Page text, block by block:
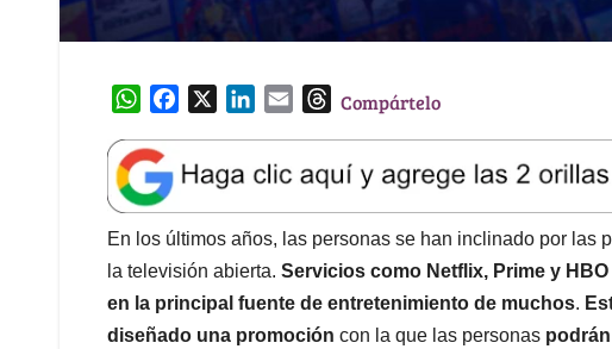
W
a
t
s
A
p
p
e
b
o
o
k
k
e
d
I
n
l
T
e
a
d
s
Compártelo
En los últimos años, las personas se han inclinado por las
la televisión abierta. Servicios como Netflix, Prime y
en la principal fuente de entretenimiento de muchos.
diseñado una promoción con la que las personas